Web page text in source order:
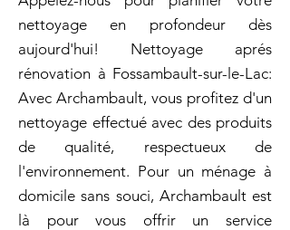
nettoyage en profondeur dès
aujourd'hui! Nettoyage aprés
rénovation à Fossambault-sur-le-Lac:
Avec Archambault, vous profitez d'un
nettoyage effectué avec des produits
de qualité, respectueux de
l'environnement. Pour un ménage à
domicile sans souci, Archambault est
là pour vous offrir un service